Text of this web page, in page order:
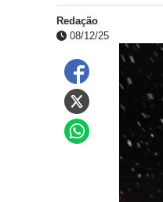
Redação
08/12/25